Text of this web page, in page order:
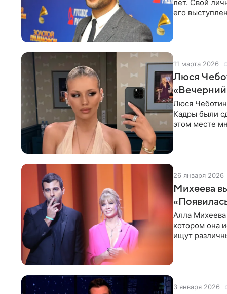
лет. Свой
его
11 марта 2026
Люся
«Вечерний
Люся
Кадры были
этом месте
26 января 2026
Михеева
Алла Михеева
котором она
ищут
3 января 2026